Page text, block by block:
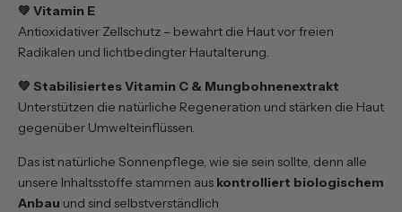
💚 Vitamin E
Antioxidativer Zellschutz – bewahrt die Haut vor freien
Radikalen und lichtbedingter Hautalterung.
💚 Stabilisiertes Vitamin C & Mungbohnenextrakt
Unterstützen die natürliche Regeneration und stärken die Haut
gegenüber Umwelteinflüssen.
Das ist natürliche Sonnenpflege, wie sie sein sollte, denn alle
unsere Inhaltsstoffe stammen aus kontrolliert biologischem
Anbau und sind selbstverständlich